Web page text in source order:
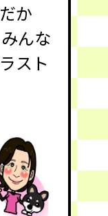
か
んな
スト